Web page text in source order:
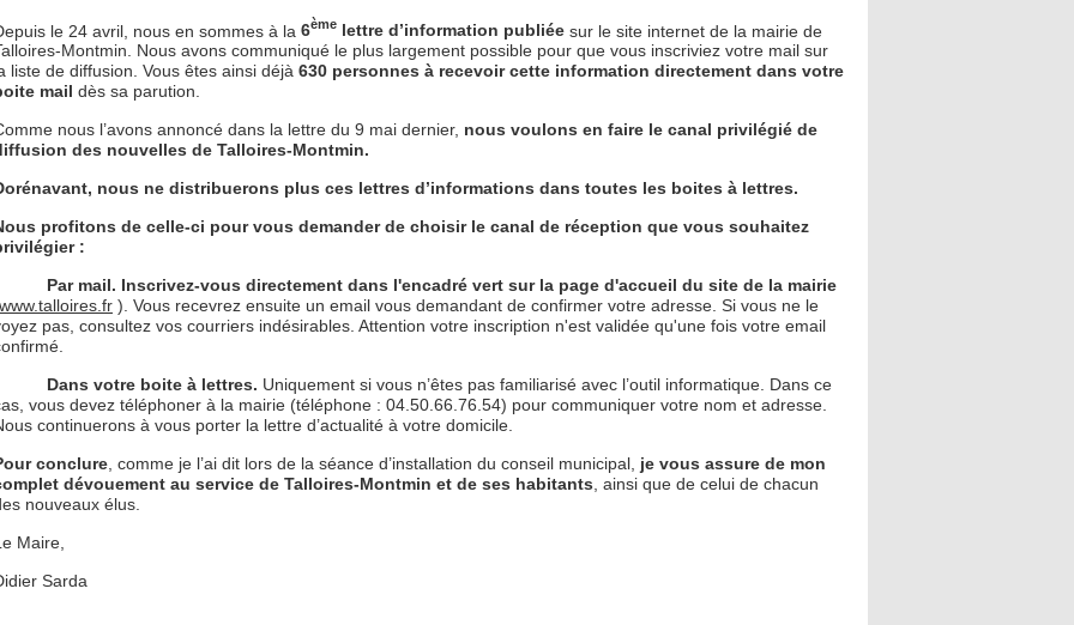
le 24 avril, nous en sommes à la 6ème lettre d’information publiée sur le site internet de la mairie de
Montmin. Nous avons communiqué le plus largement possible pour que vous inscriviez votre mail sur
liste de diffusion. Vous êtes ainsi déjà 630 personnes à recevoir cette information directement dans votre
mail dès sa parution.
nous l’avons annoncé dans la lettre du 9 mai dernier, nous voulons en faire le canal privilégié de
des nouvelles de Talloires-Montmin.
nous ne distribuerons plus ces lettres d’informations dans toutes les boites à lettres.
profitons de celle-ci pour vous demander de choisir le canal de réception que vous souhaitez
:
Par mail. Inscrivez-vous directement dans l'encadré vert sur la page d'accueil du site de la mairie
www.talloires.fr ). Vous recevrez ensuite un email vous demandant de confirmer votre adresse. Si vous ne le
pas, consultez vos courriers indésirables. Attention votre inscription n'est validée qu'une fois votre email
Dans votre boite à lettres. Uniquement si vous n’êtes pas familiarisé avec l’outil informatique. Dans ce
vous devez téléphoner à la mairie (téléphone : 04.50.66.76.54) pour communiquer votre nom et adresse.
continuerons à vous porter la lettre d’actualité à votre domicile.
conclure, comme je l’ai dit lors de la séance d’installation du conseil municipal, je vous assure de mon
dévouement au service de Talloires-Montmin et de ses habitants, ainsi que de celui de chacun
nouveaux élus.
Maire,
Sarda